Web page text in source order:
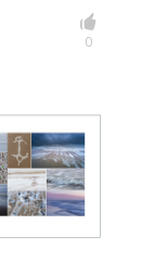
0